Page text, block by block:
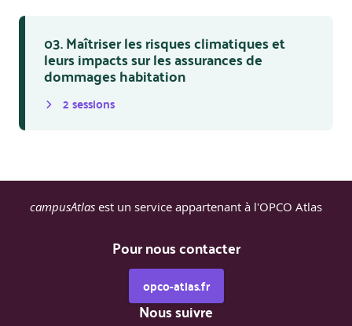
03. Maîtriser les risques climatiques et
leurs impacts sur les assurances de
dommages habitation
2sessions
campusAtlas est un service appartenant à l'OPCO Atlas
Pour nous contacter
opco-atlas.fr
Nous suivre